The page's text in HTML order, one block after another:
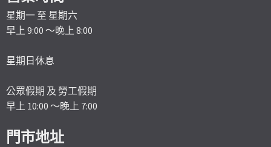
星期一 至 星期六
早上 9:00 ～晚上 8:00
星期日休息
公眾假期 及 勞工假期
早上 10:00 ～晚上 7:00
門市地址